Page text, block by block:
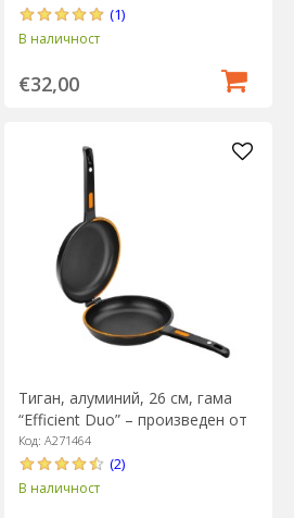
(1)
В наличност
€32,00
Тиган, алуминий, 26 см, гама
“Efficient Duo” – произведен от
BRA
Код: A271464
(2)
В наличност